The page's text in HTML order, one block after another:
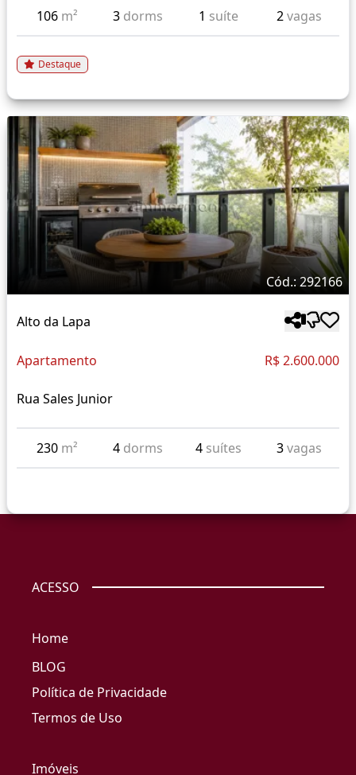
106 m² 3 dorms 1 suíte 2vagas
Destaque
Cód.: 292166
Alto da Lapa
Apartamento R$ 2.600.000
Rua Sales Junior
230 m² 4 dorms 4 suítes 3vagas
ACESSO
Home
BLOG
Política de Privacidade
Termos de Uso
Imóveis